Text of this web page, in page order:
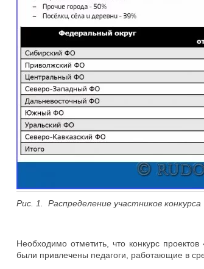
Рис. 1. Распределение участников конкурса
Необходимо отметить, что конкурс
были привлечены педагоги, работающие в